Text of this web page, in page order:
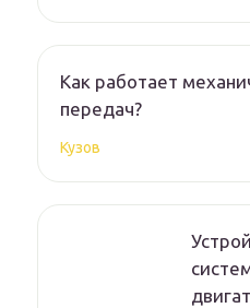
Как работает
передач?
Кузов